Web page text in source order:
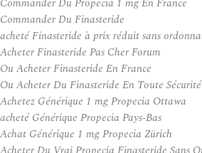
Commander Du Finasteride
acheté Finasteride à prix réduit sans
Acheter Finasteride Pas Cher Forum
Ou Acheter Finasteride En France
Ou Acheter Du Finasteride En Toute Sécurité
Achetez Générique 1 mg Propecia Ottawa
acheté Générique Propecia Pays-Bas
Achat Générique 1 mg Propecia Zürich